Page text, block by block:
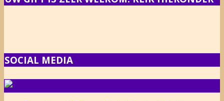
SOCIAL MEDIA